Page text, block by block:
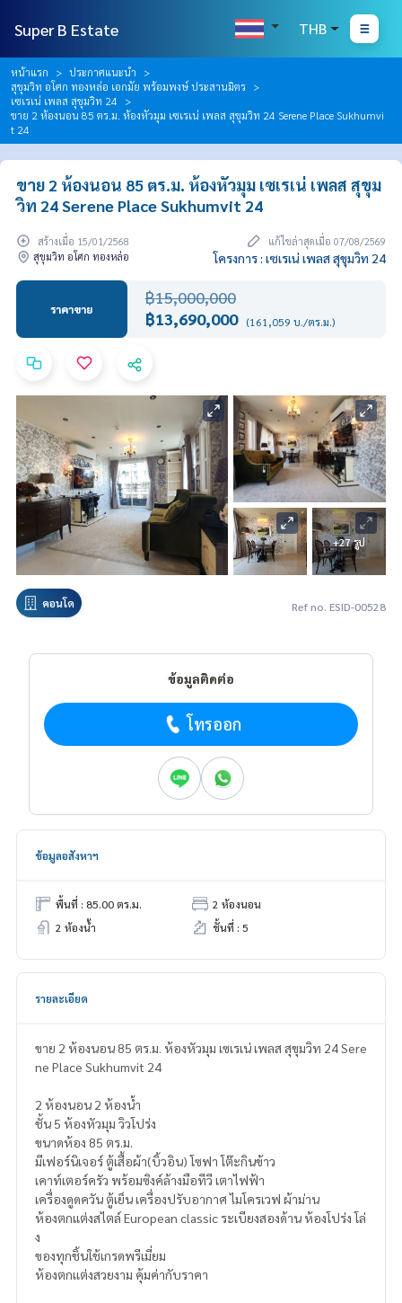
Super B Estate THB
หน้าแรก
ประกาศแนะนำ
สุขุมวิท อโศก ทองหล่อ เอกมัย พร้อมพงษ์ ประสานมิตร
เซเรเน่ เพลส สุขุมวิท 24
ขาย 2 ห้องนอน 85 ตร.ม. ห้องหัวมุม เซเรเน่ เพลส สุขุมวิท 24 Serene Place Sukhumvi
t 24
ขาย 2 ห้องนอน 85 ตร.ม. ห้องหัวมุม เซเรเน่ เพลส สุขุม
วิท 24 Serene Place Sukhumvit 24
สร้างเมื่อ 15/01/2568
แก้ไขล่าสุดเมื่อ 07/08/2569
สุขุมวิท อโศก ทองหล่อ
โครงการ : เซเรเน่ เพลส สุขุมวิท 24
ราคาขาย
฿15,000,000
฿13,690,000 (161,059 บ./ตร.ม.)
+27 รูป
คอนโด Ref no. ESID-00528
ข้อมูลติดต่อ
โทรออก
ข้อมูลอสังหาฯ
พื้นที่ : 85.00 ตร.ม.
2 ห้องนอน
2 ห้องน้ำ
ชั้นที่ : 5
รายละเอียด
ขาย 2 ห้องนอน 85 ตร.ม. ห้องหัวมุม เซเรเน่ เพลส สุขุมวิท 24 Sere
ne Place Sukhumvit 24
2 ห้องนอน 2 ห้องน้ำ
ชั้น 5 ห้องหัวมุม วิวโปร่ง
ขนาดห้อง 85 ตร.ม.
มีเฟอร์นิเจอร์ ตู้เสื้อผ้า(บิ้วอิน) โซฟา โต๊ะกินข้าว
เคาท์เตอร์ครัว พร้อมซิงค์ล้างมือทีวี เตาไฟฟ้า
เครื่องดูดควัน ตู้เย็น เครื่องปรับอากาศ ไมโครเวฟ ผ้าม่าน
ห้องตกแต่งสไตล์ European classic ระเบียงสองด้าน ห้องโปร่ง โล่
ง
ของทุกชิ้นใช้เกรดพรีเมี่ยม
ห้องตกเเต่งสวยงาม คุ้มค่ากับราคา